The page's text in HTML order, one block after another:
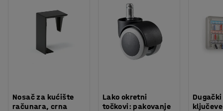
Broj / kotrljati se
kg
Nosač za kućište
računara, crna
Lako okretni
točkovi: pakovanje